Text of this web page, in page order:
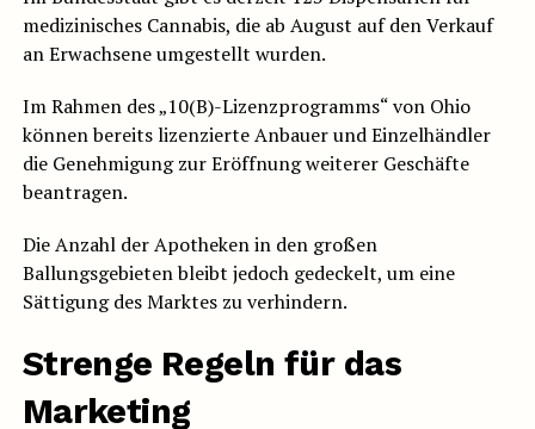
medizinisches Cannabis, die ab August auf den Verkauf
an Erwachsene umgestellt wurden.
Im Rahmen des „10(B)-Lizenzprogramms“ von Ohio
können bereits lizenzierte Anbauer und Einzelhändler
die Genehmigung zur Eröffnung weiterer Geschäfte
beantragen.
Die Anzahl der Apotheken in den großen
Ballungsgebieten bleibt jedoch gedeckelt, um eine
Sättigung des Marktes zu verhindern.
Strenge Regeln für das
Marketing